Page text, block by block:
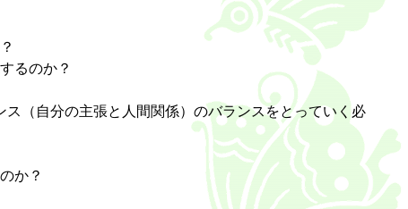
るのか？
（自分の主張と人間関係）のバランスをとっていく必
か？